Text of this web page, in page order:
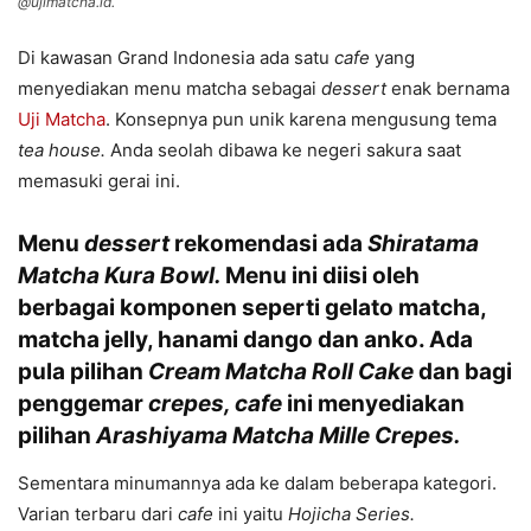
Di kawasan Grand Indonesia ada satu cafe yang
menyediakan menu matcha sebagai dessertenak bernama
Uji Matcha. Konsepnya pun unik karena mengusung tema
tea house. Anda seolah dibawa ke negeri sakura saat
memasuki gerai ini.
Menu dessertrekomendasi ada Shiratama
Matcha Kura Bowl. Menu ini diisi oleh
berbagai komponen seperti gelato matcha,
matcha jelly, hanami dango dan anko. Ada
pula pilihan Cream Matcha Roll Cakedan bagi
penggemarcrepes, cafe ini menyediakan
pilihanArashiyama Matcha Mille Crepes.
Sementara minumannya ada ke dalam beberapa kategori.
Varian terbaru dari cafe ini yaitu Hojicha Series.